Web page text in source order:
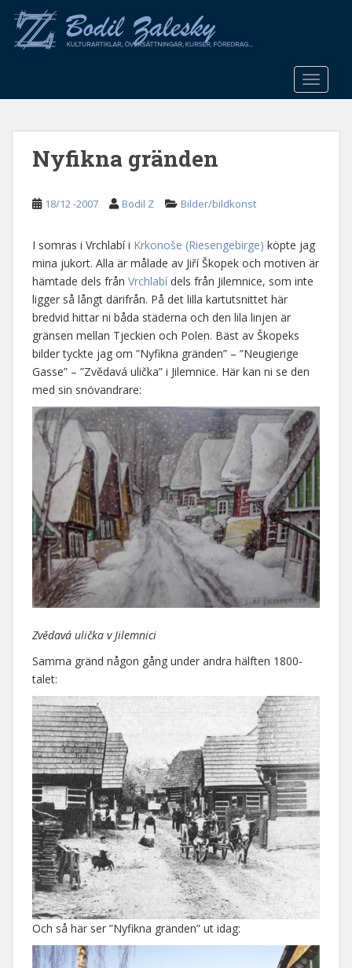
o
Nyfikna gränden
18/12 -2007 Bodil Z Bilder/bildkonst
I somras i Vrchlabí i Krkonoše (Riesengebirge) köpte jag
mina jukort. Alla är målade av Jiří Škopek och motiven är
hämtade dels från Vrchlabídels från Jilemnice, som inte
ligger så långt därifrån. På det lilla kartutsnittet här
bredvid hittar ni båda städerna och den lila linjen är
gränsen mellan Tjeckien och Polen. Bäst av Škopeks
bilder tyckte jag om ”Nyfikna gränden” – ”Neugierige
Gasse” – ”Zvědavá ulička” i Jilemnice. Här kan ni se den
med sin snövandrare:
Zvědavá ulička v Jilemnici
Samma gränd någon gång under andra hälften 1800-
talet:
Och så här ser ”Nyfikna gränden” ut idag: